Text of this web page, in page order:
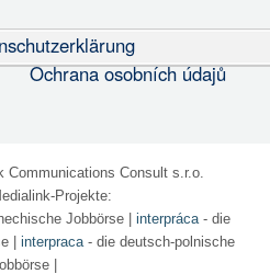
Ochrana osobních údajů
Communications Consult s.r.o.
Projekte:
Jobbörse| interpráca- die
| interpraca- die deutsch-polnische
|